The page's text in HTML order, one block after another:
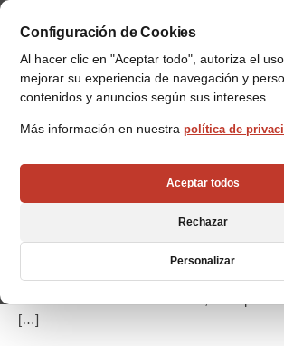
Configuración de Cookies
Al hacer clic en "Aceptar todo", autoriza el
mejorar su experiencia de navegación y
contenidos y anuncios según sus intereses.
Más información en nuestra política de
Aceptar todos
Rechazar
Personalizar
automático de VRC
AUSTECH, empresa ubicada en Santiago
a la fabricación de herramientas para la
en un almacén automatizado de VRC para
materias primas y productos terminados
Armada con las últimas tecnologías en el
[…]